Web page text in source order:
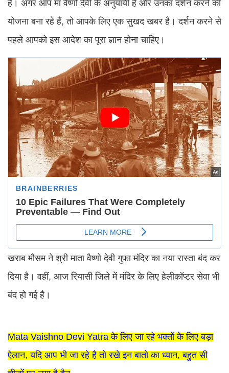
है। अगर आप मां वैष्णो देवी के अनुयायी हैं और उनका दर्शन करने की
योजना बना रहे हैं, तो आपके लिए एक सुखद खबर है। दर्शन करने से
पहले आपको इस आदेश का पूरा ज्ञान होना चाहिए।
खराब मौसम ने श्री माता वैष्णो देवी गुफा मंदिर का नया रास्ता बंद कर
दिया है। वहीं, आज रियासी जिले में मंदिर के लिए हेलीकॉप्टर सेवा भी
बंद हो गई है।
Mata Vaishno Devi Yatra के लिए जा रहे भक्तों के लिए बड़ा
ऐलान, यदि आप भी जा रहे है तो रखे इन बातो का ध्यान, बहुत सी